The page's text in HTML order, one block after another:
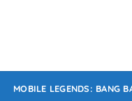
MOBILE LEGENDS: BANG